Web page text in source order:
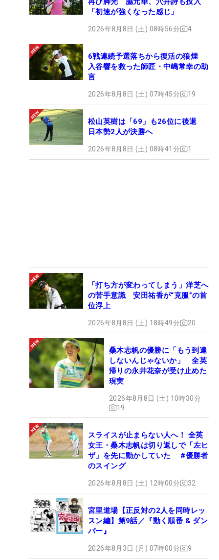
「初速が強くなった感じ」
2026年8月8日 (土) 08時56分 4
6戦連続予選落ちから復活の狼煙
入谷響を救った師匠・中嶋常幸の助
言
2026年8月8日 (土) 07時45分 19
松山英樹は「69」も26位に後退
日本勢2人が決勝へ
2026年8月8日 (土) 08時41分 1
「打ち方が変わってしまう」洋芝へ
の苦手意識 安田祐香が“克服”の首
位浮上
2026年8月8日 (土) 18時49分 20
桑木志帆の優勝に「もう到達
しないんじゃないか」 全英
帰りの永井花奈が受け止めた
現実
2026年8月8日 (土) 10時30分
19
スライスが止まらない人へ！ 全英
女王・桑木志帆は切り返しで「左ヒ
ザ」を先に動かしていた #優勝者
のスイング
2026年8月8日 (土) 12時00分 32
宮里道場【正反対の2人を同時レッ
スン編】第9話／『動く順番 & ダン
パー』
2026年8月3日 (月) 07時00分 9